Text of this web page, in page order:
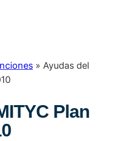
» Ayudas del
Plan